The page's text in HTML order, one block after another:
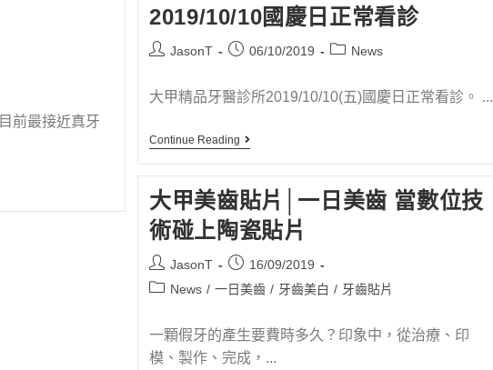
前最接近真牙
2019/10/10國慶日正常看診
JasonT 06/10/2019 News
大甲精品牙醫診所2019/10/10(五)國慶日正常看診。 ...
Continue Reading
大甲美齒貼片│一日美齒 當數位技
術碰上陶瓷貼片
JasonT
16/09/2019
News / 一日美齒 / 牙齒美白 / 牙齒貼片
一顆假牙的產生要費時多久？印象中，從治療、印
模、製作、完成，...